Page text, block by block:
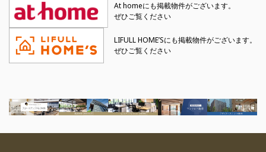
At homeにも掲載物件がございます。
ぜひご覧ください
LIFULL HOME’Sにも掲載物件がございます。
ぜひご覧ください